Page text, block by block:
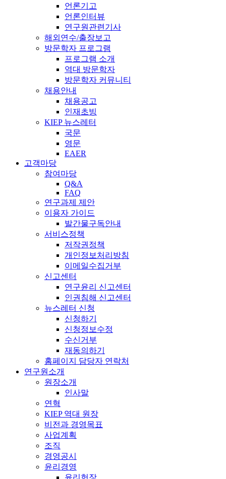
언론기고
언론인터뷰
연구원관련기사
해외연수/출장보고
방문학자 프로그램
프로그램 소개
역대 방문학자
방문학자 커뮤니티
채용안내
채용공고
인재초빙
KIEP 뉴스레터
국문
영문
EAER
고객마당
참여마당
Q&A
FAQ
연구과제 제안
이용자 가이드
발간물구독안내
서비스정책
저작권정책
개인정보처리방침
이메일수집거부
신고센터
연구윤리 신고센터
인권침해 신고센터
뉴스레터 신청
신청하기
신청정보수정
수신거부
재동의하기
홈페이지 담당자 연락처
연구원소개
원장소개
인사말
연혁
KIEP 역대 원장
비전과 경영목표
사업계획
조직
경영공시
윤리경영
윤리헌장